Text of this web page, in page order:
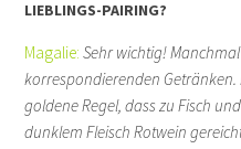
LIEBLINGS-PAIRING?
Magalie:Sehr wichtig!
korrespondierenden
goldene Regel, dass zu Fisch
dunklem Fleisch Rotwein